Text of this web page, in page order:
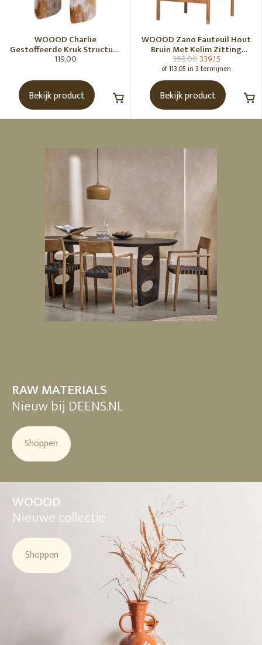
WOOOD Charlie
Gestoffeerde Kruk Structuur
Stof Karamelbruin [Fsc]
119,00
Bekijk product
WOOOD Zano Fauteuil Hout
Bruin Met Kelim Zitting
Naturel
399,00339,15
of 113,05 in 3 termijnen
Bekijk product
RAW MATERIALS
Nieuw bij DEENS.NL
Shoppen
WOOOD
Nieuwe collectie
Shoppen